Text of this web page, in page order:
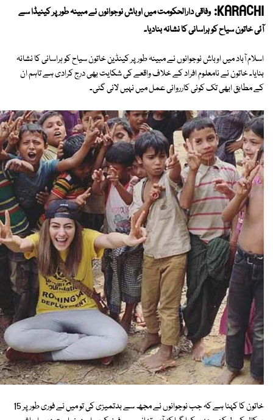
KARACHI: وفاقی دارالحکومت میں اوباش نوجوانوں نے مبینہ طور پر کینیڈا سے
آئی خاتون سیاح کو ہراسانی کا نشانہ بنادیا۔
اسلام آباد میں اوباش نوجوانوں نے مبینہ طور پر کینڈین خاتون سیاح کو ہراسانی کا نشانہ
بنایا۔ خاتون نے نامعلوم افراد کے خلاف واقعے کی شکایت بھی درج کرادی ہے تاہم ان
کے مطابق ابھی تک کوئی کارروائی عمل میں نہیں لائی گئی۔
خاتون کا کہنا ہے کہ جب نوجوانوں نے مجھ سے بدتمیزی کی تو میں نے فوری طور پر 15